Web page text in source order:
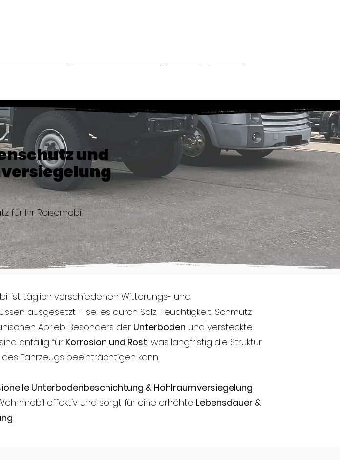
und
für Ihr Reisemobil
ist täglich verschiedenen Witterungs- und
ausgesetzt – sei es durch Salz, Feuchtigkeit, Schmutz
Abrieb. Besonders der Unterboden und versteckte
sind anfällig für Korrosion und Rost, was langfristig die Struktur
Fahrzeugs beeinträchtigen kann.
Unterbodenbeschichtung & Hohlraumversiegelung
effektiv und sorgt für eine erhöhte Lebensdauer &
.